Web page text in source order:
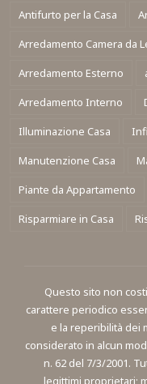
Antifurto per la Casa
Arredamento Camera da
Arredamento Esterno
Arredamento Interno
Illuminazione Casa
Manutenzione Casa
Piante da Appartamento
Risparmiare in Casa
Questo sito non
carattere periodico
e la reperibilità dei
considerato in alcun
n. 62 del 7/3/2001.
legittimi proprietari;